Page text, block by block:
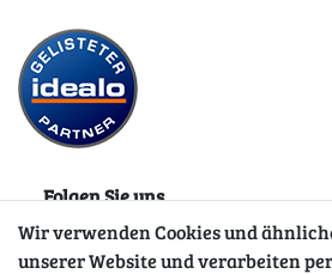
Folgen Sie uns
Wir verwenden Cookies und
unserer Website und verarbeiten